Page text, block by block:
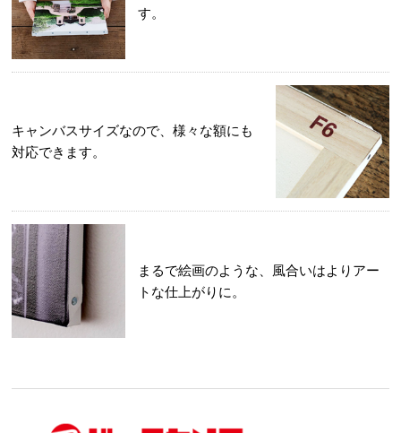
す。
キャンバスサイズなので、様々な額にも
対応できます。
まるで絵画のような、風合いはよりアー
トな仕上がりに。